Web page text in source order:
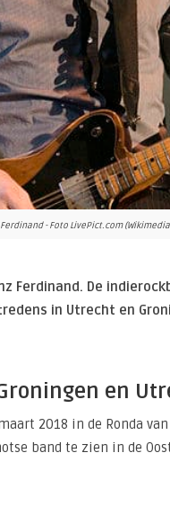
- Foto LivePict.com
Ferdinand. De
in Utrecht en
en
2018 in de Ronda
band te zien in de